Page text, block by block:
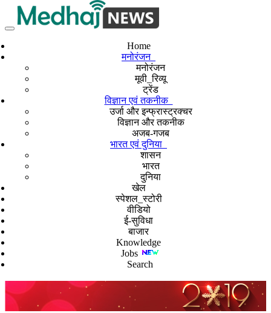
Home
मनोरंजन
मनोरंजन
मूवी_रिव्यू
ट्रेंड
विज्ञान एवं तकनीक
उर्जा और इन्फ्रास्ट्रक्चर
विज्ञान और तकनीक
अजब-गजब
भारत एवं दुनिया
शासन
भारत
दुनिया
खेल
स्पेशल_स्टोरी
वीडियो
ई-सुविधा
बाजार
Knowledge
Jobs
Search